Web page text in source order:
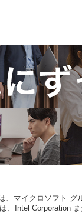
マイクロソフト グ
Intel Corporation ま